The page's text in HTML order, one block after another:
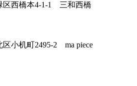
区西橋本4-1-1 三和西橋
小机町2495-2 ma piece